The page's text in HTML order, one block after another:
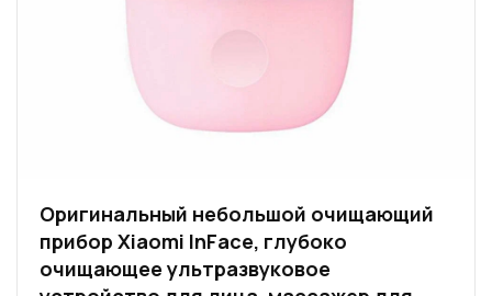
Оригинальный небольшой очищающий
прибор Xiaomi InFace, глубоко
очищающее ультразвуковое